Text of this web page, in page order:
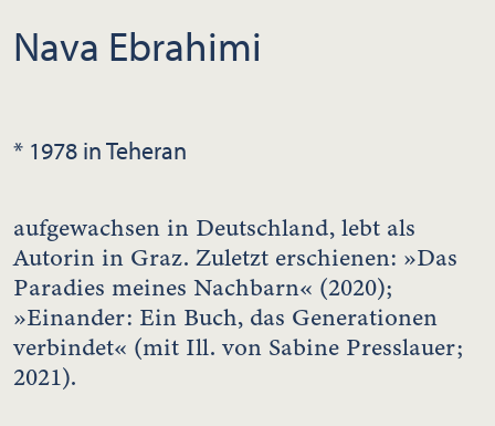
Nava Ebrahimi
* 1978 in Teheran
aufgewachsen in Deutschland, lebt als
Autorin in Graz. Zuletzt erschienen: »Das
Paradies meines Nachbarn« (2020);
»Einander: Ein Buch, das Generationen
verbindet« (mit Ill. von Sabine Presslauer;
2021).